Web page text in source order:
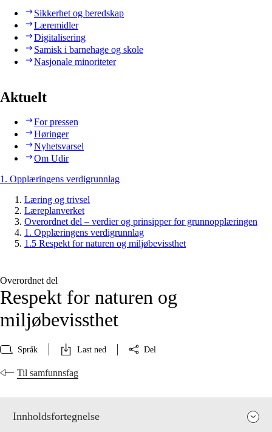
Sikkerhet og beredskap
Læremidler
Digitalisering
Samisk i barnehage og skole
Nasjonale minoriteter
Aktuelt
For pressen
Høringer
Nyhetsvarsel
Om Udir
1. Opplæringens verdigrunnlag
Læring og trivsel
Læreplanverket
Overordnet del – verdier og prinsipper for grunnopplæringen
1. Opplæringens verdigrunnlag
1.5 Respekt for naturen og miljøbevissthet
Overordnet del
Respekt for naturen og
miljøbevissthet
Språk Last ned Del
Til samfunnsfag
Innholdsfortegnelse